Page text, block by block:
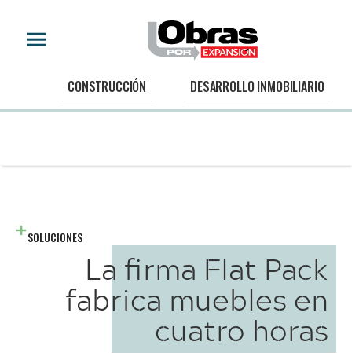
CONSTRUCCIÓN DESARROLLO INMOBILIARIO
SOLUCIONES
La firma Flat Pack
fabrica muebles en
cuatro horas